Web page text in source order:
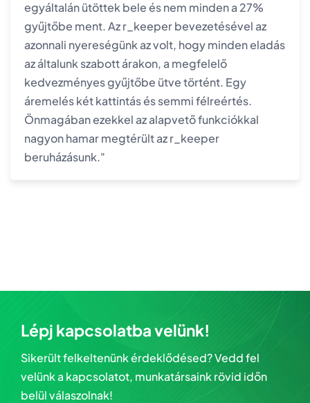
egyáltalán ütöttek bele és nem minden a 27%
gyűjtőbe ment. Az r_keeper bevezetésével az
azonnali nyereségünk az volt, hogy minden eladás
az általunk szabott árakon, a megfelelő
kedvezményes gyűjtőbe ütve történt. Egy
áremelés két kattintás és semmi félreértés.
Önmagában ezekkel az alapvető funkciókkal
nagyon hamar megtérült az r_keeper
beruházásunk."
Lépj kapcsolatba velünk!
Sikerült felkeltenünk érdeklődésed? Vedd fel
velünk a kapcsolatot, munkatársaink rövid időn
belül válaszolnak!